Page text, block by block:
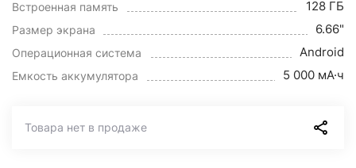
Встроенная память 128 ГБ
Размер экрана 6.66"
Операционная система Android
Емкость аккумулятора 5 000 мА·ч
Товара нет в продаже